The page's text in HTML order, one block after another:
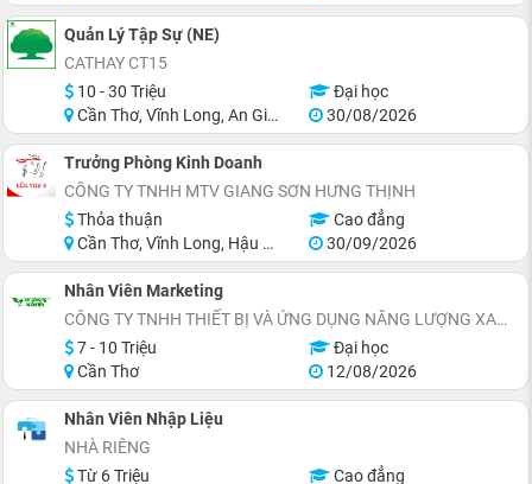
Quản Lý Tập Sự (NE)
CATHAY CT15
10 - 30 Triệu
Đại học
Cần Thơ, Vĩnh Long, An Giang, Hậu Giang, Hồ Chí Minh
30/08/2026
Trưởng Phòng Kinh Doanh
CÔNG TY TNHH MTV GIANG SƠN HƯNG THỊNH
Thỏa thuận
Cao đẳng
Cần Thơ, Vĩnh Long, Hậu Giang
30/09/2026
Nhân Viên Marketing
CÔNG TY TNHH THIẾT BỊ VÀ ỨNG DỤNG NĂNG LƯỢNG XANH
7 - 10 Triệu
Đại học
Cần Thơ
12/08/2026
Nhân Viên Nhập Liệu
NHÀ RIÊNG
Từ 6 Triệu
Cao đẳng